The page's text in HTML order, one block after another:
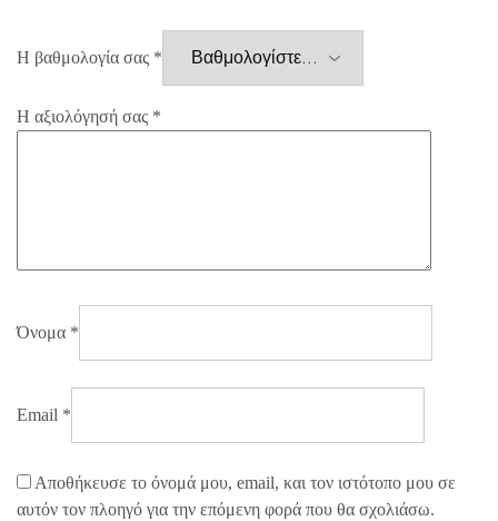
Η βαθμολογία σας *
Η αξιολόγησή σας *
Όνομα *
Email *
Αποθήκευσε το όνομά μου, email, και τον ιστότοπο μου σε
αυτόν τον πλοηγό για την επόμενη φορά που θα σχολιάσω.